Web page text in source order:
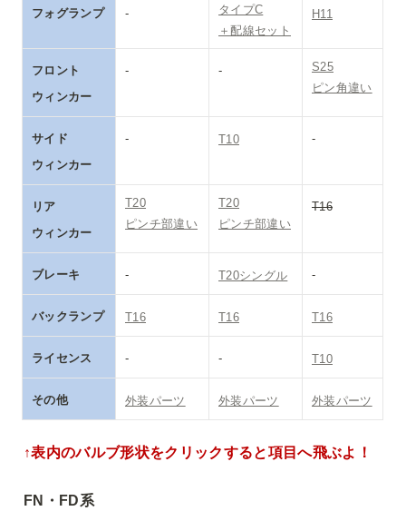
フォグランプ -
タイプC
＋配線セット
H11
フロント
ウィンカー
- -
S25
ピン角違い
サイド
ウィンカー
- T10 -
リア
ウィンカー
T20
ピンチ部違い
T20
ピンチ部違い
ブレーキ - T20シングル -
バックランプ T16 T16 T16
ライセンス - - T10
その他 外装パーツ 外装パーツ 外装パーツ
↑表内のバルブ形状をクリックすると項目へ飛ぶよ！
FN・FD系